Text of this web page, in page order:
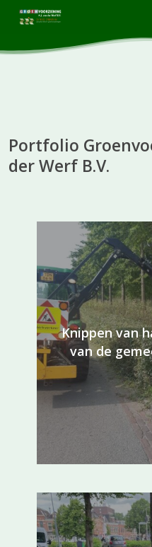
Skip
Portfolio
der Werf B.V.
Knippen van
van de